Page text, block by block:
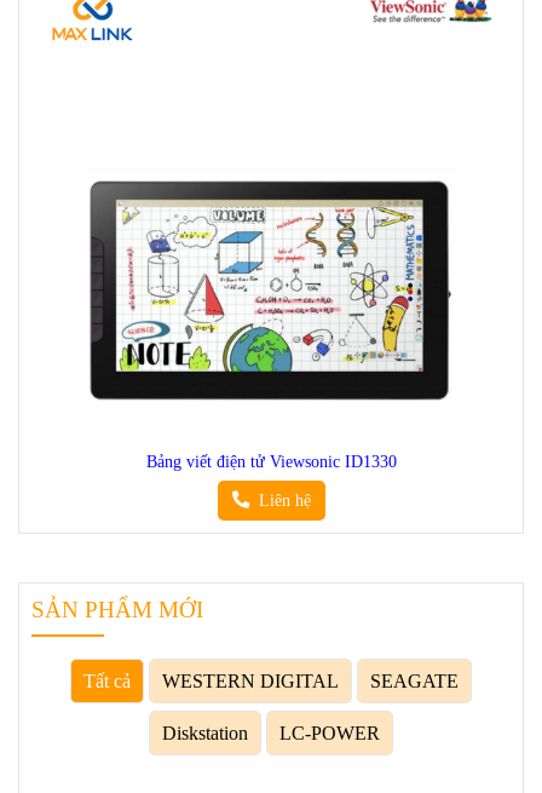
Bảng viết điện tử Viewsonic ID1330
Liên hệ
SẢN PHẨM MỚI
Tất cả WESTERN DIGITAL SEAGATE
Diskstation LC-POWER